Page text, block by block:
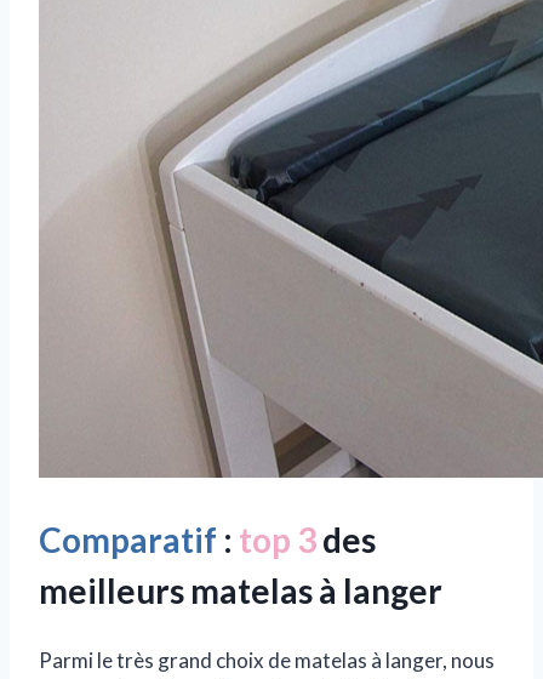
Comparatif : top 3des
meilleurs matelas à langer
Parmi le très grand choix de matelas à langer, nous